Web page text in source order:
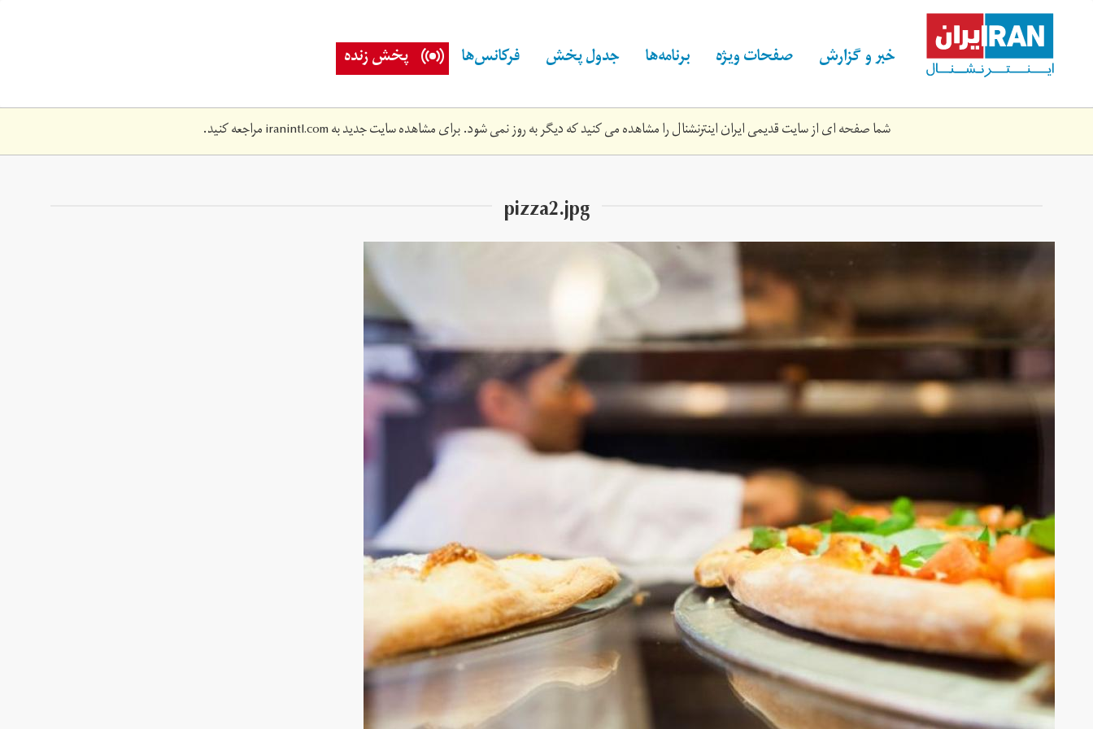
content خبر و گزارش صفحات ویژه برنامه‌ها جدول پخش فرکانس‌ها پخش زنده
شما صفحه ای از سایت قدیمی ایران اینترنشنال را مشاهده می کنید که دیگر به روز نمی شود. برای مشاهده سایت جدید بهiranintl.comمراجعه کنید.
pizza2.jpg